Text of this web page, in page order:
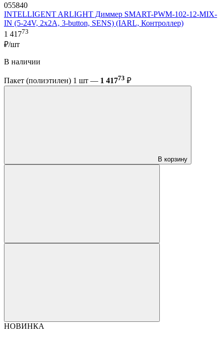
055840
INTELLIGENT ARLIGHT Диммер SMART-PWM-102-12-MIX-
IN (5-24V, 2x2A, 3-button, SENS) (IARL, Контроллер)
1 41773
₽/шт
В наличии
Пакет (полиэтилен) 1 шт — 1 41773 ₽
В корзину
НОВИНКА